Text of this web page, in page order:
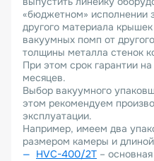
«бюджетном» исполнении
другого материала
вакуумных помп от
толщины металла стенок
При этом срок гарантии
месяцев.
Выбор вакуумного
этом рекомендуем
эксплуатации.
Например, имеем два
размером камеры и
HVC-400/2T –